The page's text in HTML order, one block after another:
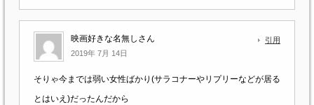
映画好きな名無しさん
2019年 7月 14日
引用
そりゃ今までは弱い女性ばかり(サラコナーやリプリーなどが居る
とはいえ)だったんだから